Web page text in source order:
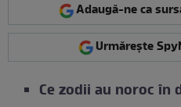
Adaugă-ne ca
Urmărește
Ce zodii au noroc în